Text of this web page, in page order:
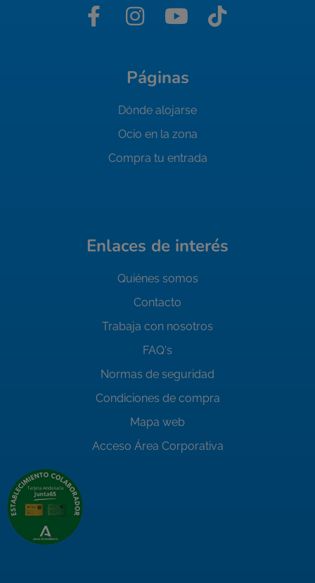
Páginas
Dónde alojarse
Ocio en la zona
Compra tu entrada
Enlaces de interés
Quiénes somos
Contacto
Trabaja con nosotros
FAQ's
Normas de seguridad
Condiciones de compra
Mapa web
Acceso Área Corporativa